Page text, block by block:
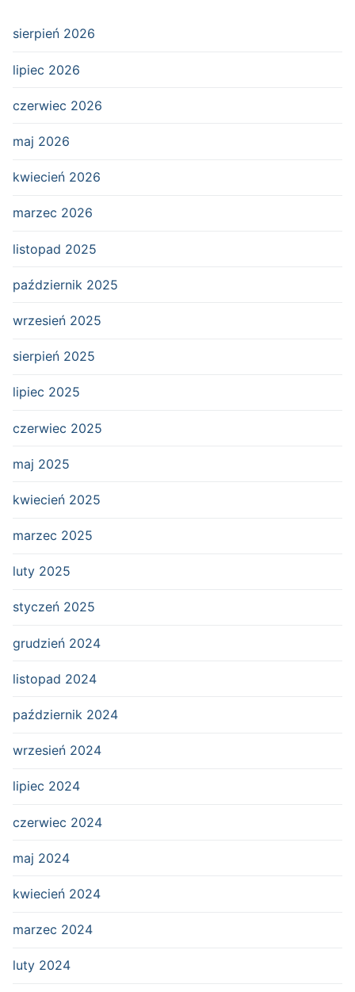
sierpień 2026
lipiec 2026
czerwiec 2026
maj 2026
kwiecień 2026
marzec 2026
listopad 2025
październik 2025
wrzesień 2025
sierpień 2025
lipiec 2025
czerwiec 2025
maj 2025
kwiecień 2025
marzec 2025
luty 2025
styczeń 2025
grudzień 2024
listopad 2024
październik 2024
wrzesień 2024
lipiec 2024
czerwiec 2024
maj 2024
kwiecień 2024
marzec 2024
luty 2024